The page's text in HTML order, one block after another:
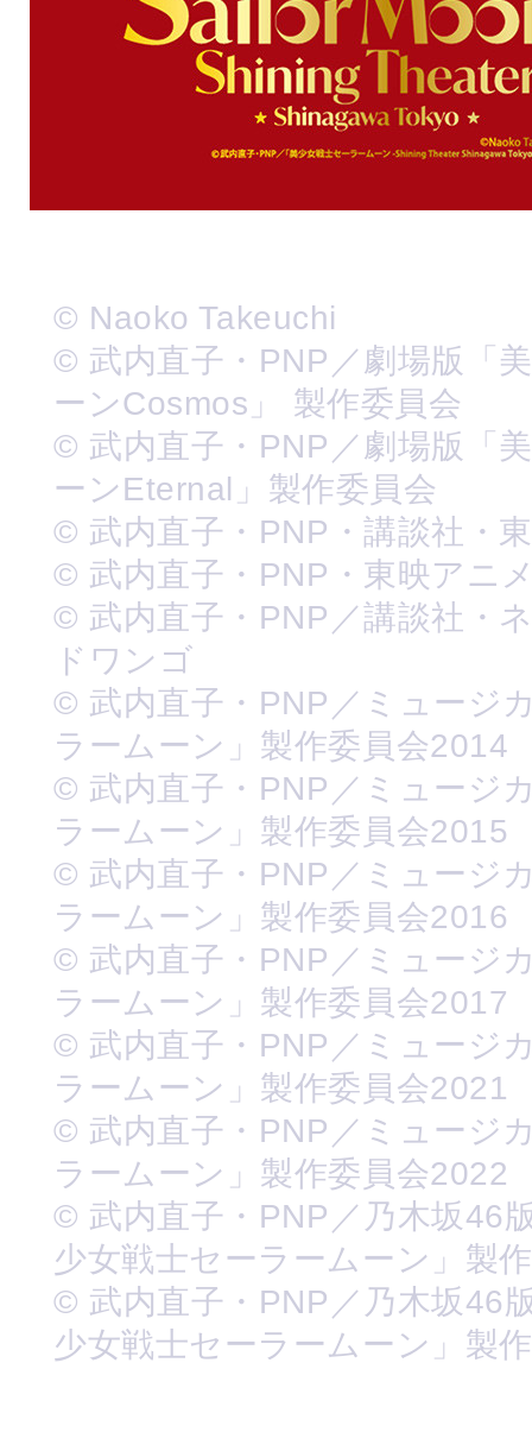
© Naoko Takeuchi
© 武内直子・PNP／劇場版「
ーンCosmos」 製作委員会
© 武内直子・PNP／劇場版「
ーンEternal」製作委員会
© 武内直子・PNP・講談社・
© 武内直子・PNP・東映アニ
© 武内直子・PNP／講談社・
ドワンゴ
© 武内直子・PNP／ミュージ
ラームーン」製作委員会2014
© 武内直子・PNP／ミュージ
ラームーン」製作委員会2015
© 武内直子・PNP／ミュージ
ラームーン」製作委員会2016
© 武内直子・PNP／ミュージ
ラームーン」製作委員会2017
© 武内直子・PNP／ミュージ
ラームーン」製作委員会2021
© 武内直子・PNP／ミュージ
ラームーン」製作委員会2022
© 武内直子・PNP／乃木坂46
少女戦士セーラームーン」製
© 武内直子・PNP／乃木坂46
少女戦士セーラームーン」製